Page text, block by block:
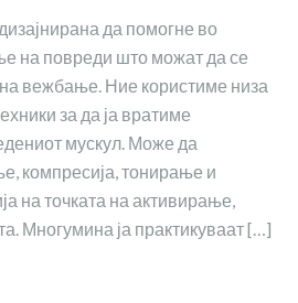
да помогне во
на повреди што можат да се
на вежбање. Ние користиме низа
за да ја вратиме
мускул. Може да
компресија, тонирање и
на точката на активирање,
Многумина ја практикуваат […]